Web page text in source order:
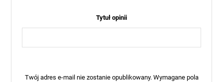
Tytuł opinii
Twój adres e-mail nie zostanie opublikowany. Wymagane pola